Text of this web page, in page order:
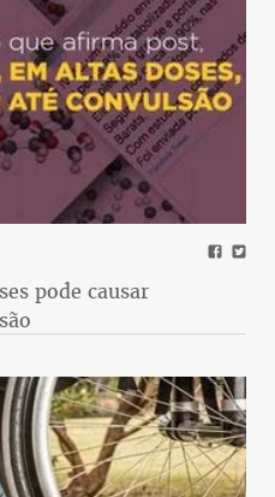
pode causar